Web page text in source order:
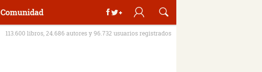
Comunidad
113.600 libros, 24.686 autores y 96.732 usuarios registrados